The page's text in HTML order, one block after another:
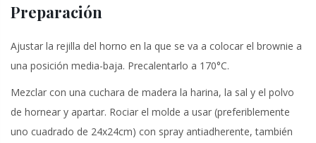
Preparación
Ajustar la rejilla del horno en la que se va a colocar el brownie a
una posición media-baja. Precalentarlo a 170°C.
Mezclar con una cuchara de madera la harina, la sal y el polvo
de hornear y apartar. Rociar el molde a usar (preferiblemente
uno cuadrado de 24x24cm) con spray antiadherente, también